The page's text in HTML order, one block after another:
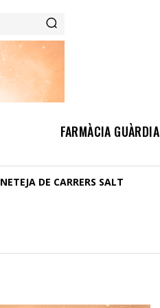
FARMÀCIA GUÀRDIA
NETEJA DE CARRERS SALT